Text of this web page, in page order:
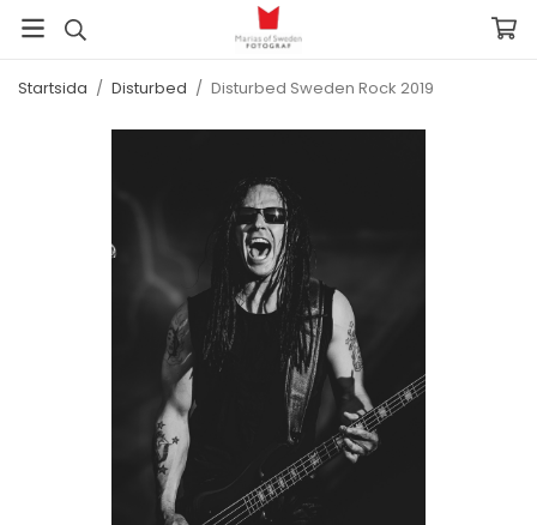
Startsida / Disturbed / Disturbed Sweden Rock 2019